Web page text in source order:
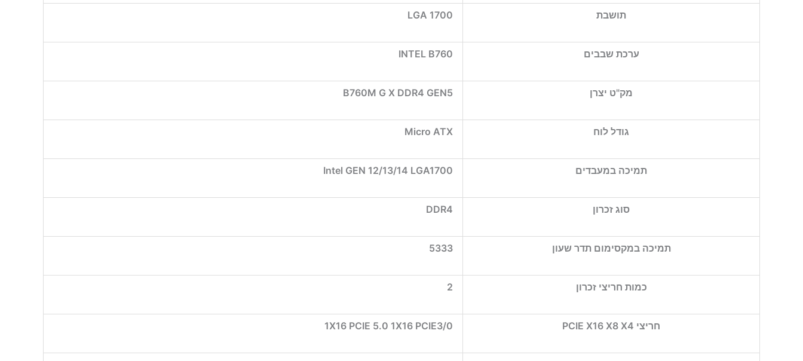
תושבת LGA 1700
ערכת שבבים INTEL B760
מק"ט יצרן B760M G X DDR4 GEN5
גודל לוח Micro ATX
תמיכה במעבדים Intel GEN 12/13/14 LGA1700
סוג זכרון DDR4
תמיכה במקסימום תדר שעון 5333
כמות חריצי זכרון 2
חריצי PCIE X16 X8 X4 1X16 PCIE 5.0 1X16 PCIE3/0